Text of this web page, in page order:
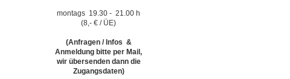
montags 19.30 - 21.00 h
(8,- € / ÜE)
(Anfragen / Infos &
Anmeldung bitte per Mail,
wir übersenden dann die
Zugangsdaten)